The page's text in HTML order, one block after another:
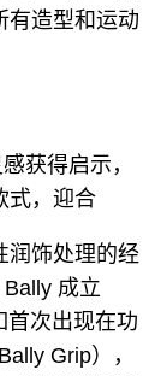
有造型和运动
获得启示，
式，迎合
润饰处理的经
成立
首次出现在功
Grip），